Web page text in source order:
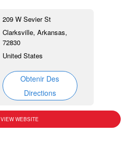
209 W Sevier St
Clarksville, Arkansas,
72830
United States
Obtenir Des
Directions
VIEW WEBSITE